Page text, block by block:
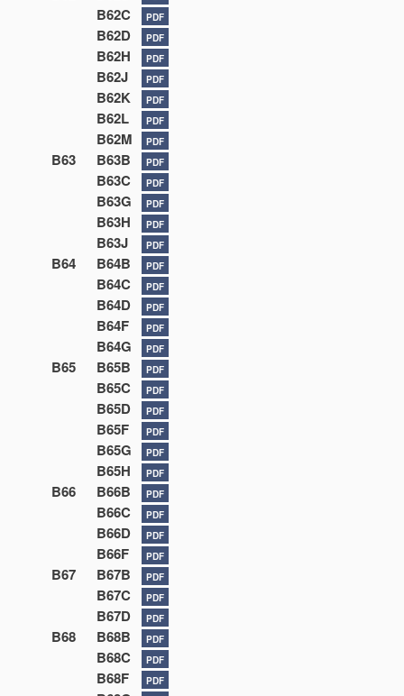
B62C PDF
B62D PDF
B62H PDF
B62J PDF
B62K PDF
B62L PDF
B62M PDF
B63 B63B PDF
B63C PDF
B63G PDF
B63H PDF
B63J PDF
B64 B64B PDF
B64C PDF
B64D PDF
B64F PDF
B64G PDF
B65 B65B PDF
B65C PDF
B65D PDF
B65F PDF
B65G PDF
B65H PDF
B66 B66B PDF
B66C PDF
B66D PDF
B66F PDF
B67 B67B PDF
B67C PDF
B67D PDF
B68 B68B PDF
B68C PDF
B68F PDF